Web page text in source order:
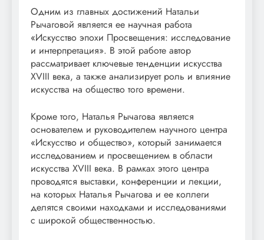
Одним из главных достижений Натальи
Рычаговой является ее научная работа
«Искусство эпохи Просвещения: исследование
и интерпретация». В этой работе автор
рассматривает ключевые тенденции искусства
XVIII века, а также анализирует роль и влияние
искусства на общество того времени.
Кроме того, Наталья Рычагова является
основателем и руководителем научного центра
«Искусство и общество», который занимается
исследованием и просвещением в области
искусства XVIII века. В рамках этого центра
проводятся выставки, конференции и лекции,
на которых Наталья Рычагова и ее коллеги
делятся своими находками и исследованиями
с широкой общественностью.